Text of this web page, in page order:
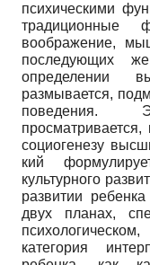
психическими
традиционные
воображение,
последующих
определении
размывается,
поведения.
социогенезу
кий
культурного
развитии
двух планах,
категория